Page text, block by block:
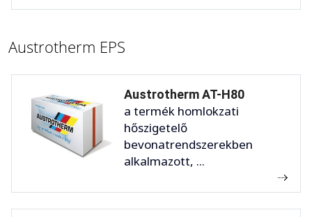
Austrotherm EPS
Austrotherm AT-H80
a termék homlokzati
hőszigetelő
bevonatrendszerekben
alkalmazott, ...